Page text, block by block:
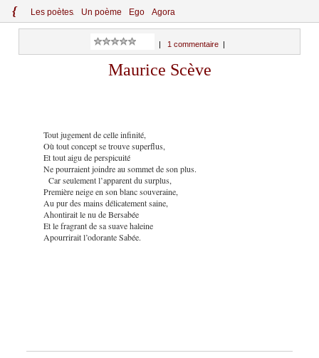
{ Les poètes Un poème Ego Agora
1 commentaire|
Maurice Scève
Tout jugement de celle infinité,
Où tout concept se trouve superflus,
Et tout aigu de perspicuité
Ne pourraient joindre au sommet de son plus.
Car seulement l’apparent du surplus,
Première neige en son blanc souveraine,
Au pur des mains délicatement saine,
Ahontirait le nu de Bersabée
Et le fragrant de sa suave haleine
Apourrirait l’odorante Sabée.